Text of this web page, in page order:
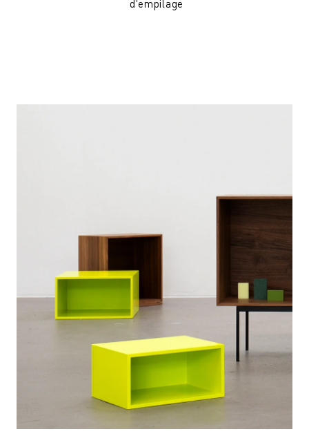
d'empilage